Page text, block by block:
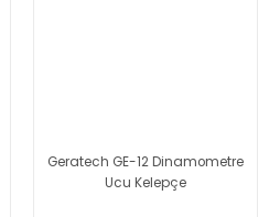
Geratech GE-12 Dinamometre
Ucu Kelepçe